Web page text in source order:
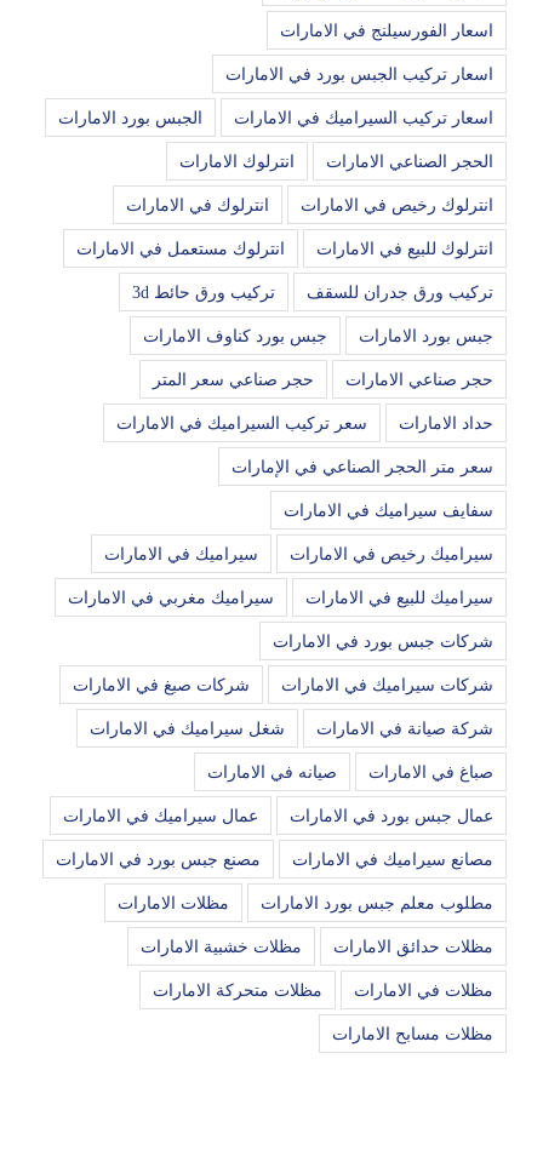
اسعار الفورسيلنج في الامارات
اسعار تركيب الجبس بورد في الامارات
اسعار تركيب السيراميك في الامارات الجبس بورد الامارات
الحجر الصناعي الامارات انترلوك الامارات
انترلوك رخيص في الامارات انترلوك في الامارات
انترلوك للبيع في الامارات انترلوك مستعمل في الامارات
تركيب ورق جدران للسقف تركيب ورق حائط 3d
جبس بورد الامارات جبس بورد كناوف الامارات
حجر صناعي الامارات حجر صناعي سعر المتر
حداد الامارات سعر تركيب السيراميك في الامارات
سعر متر الحجر الصناعي في الإمارات
سفايف سيراميك في الامارات
سيراميك رخيص في الامارات سيراميك في الامارات
سيراميك للبيع في الامارات سيراميك مغربي في الامارات
شركات جبس بورد في الامارات
شركات سيراميك في الامارات شركات صبغ في الامارات
شركة صيانة في الامارات شغل سيراميك في الامارات
صباغ في الامارات صيانه في الامارات
عمال جبس بورد في الامارات عمال سيراميك في الامارات
مصانع سيراميك في الامارات مصنع جبس بورد في الامارات
مطلوب معلم جبس بورد الامارات مظلات الامارات
مظلات حدائق الامارات مظلات خشبية الامارات
مظلات في الامارات مظلات متحركة الامارات
مظلات مسابح الامارات